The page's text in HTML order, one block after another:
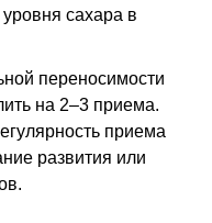
сахара в
переносимости
на 2–3 приема.
приема
развития или